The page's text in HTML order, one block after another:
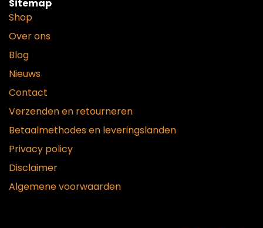
Sitemap
Shop
Over ons
Blog
Nieuws
Contact
Verzenden en retourneren
Betaalmethodes en leveringslanden
Privacy policy
Disclaimer
Algemene voorwaarden